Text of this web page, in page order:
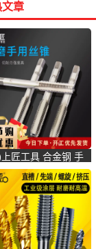
章
上匠工具 合金钢 手
攻螺纹工具攻丝丝
丝m-螺纹钢(上匠工具
店仅售5.8元)